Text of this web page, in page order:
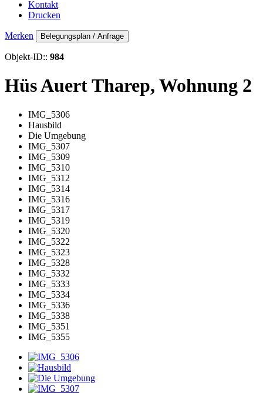
Kontakt
Drucken
Merken Belegungsplan / Anfrage
Objekt-ID:: 984
Hüs Auert Tharep, Wohnung 2
IMG_5306
Hausbild
Die Umgebung
IMG_5307
IMG_5309
IMG_5310
IMG_5312
IMG_5314
IMG_5316
IMG_5317
IMG_5319
IMG_5320
IMG_5322
IMG_5323
IMG_5328
IMG_5332
IMG_5333
IMG_5334
IMG_5336
IMG_5338
IMG_5351
IMG_5355